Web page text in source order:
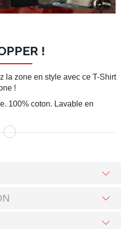
!
la zone en style avec ce T-Shirt
!
. 100% coton. Lavable en